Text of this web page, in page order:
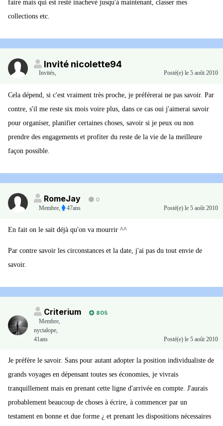
faire mais qui est resté inachevé jusqu'à maintenant, classer mes
collections etc.
Invité nicolette94
Invités, Posté(e) le 5 août 2010
Cela dépend, si c'est vraiment très proche, je préférerai ne pas savoir. Par
contre, s'il me reste six mois voire plus, dans ce cas oui j'aimerai savoir
pour organiser, planifier certaines choses, savoir si je peux ou non
prendre des engagements et profiter du reste de la vie de la meilleure
façon possible.
RomeJay
0
Membre, 47ans Posté(e) le 5 août 2010
En fait on le sait déjà qu'on va mourrir ^^
Par contre savoir les circonstances et la date, j'ai pas du tout envie de
savoir.
Criterium
805
Membre,
nyctalope,
41ans
Posté(e) le 5 août 2010
Je préfère le savoir. Sans pour autant adopter la position individualiste de
grands voyages en dépensant toutes ses économies, je vivrais
tranquillement mais en prenant cette ligne d'arrivée en compte. J'aurais
probablement beaucoup de choses à écrire, à commencer par un
testament en bonne et due forme ¿ et prenant les dispositions nécessaires